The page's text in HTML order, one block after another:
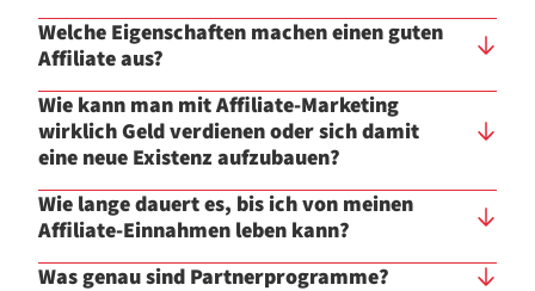
Welche Eigenschaften machen einen guten
Affiliate aus?
Wie kann man mit Affiliate-Marketing
wirklich Geld verdienen oder sich damit
eine neue Existenz aufzubauen?
Wie lange dauert es, bis ich von meinen
Affiliate-Einnahmen leben kann?
Was genau sind Partnerprogramme?